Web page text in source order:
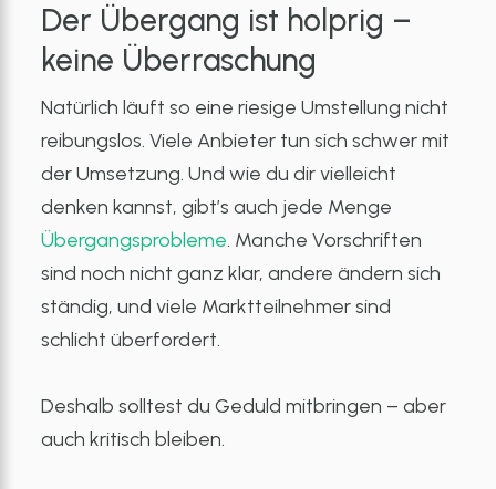
Der Übergang ist holprig –
keine Überraschung
Natürlich läuft so eine riesige Umstellung nicht
reibungslos. Viele Anbieter tun sich schwer mit
der Umsetzung. Und wie du dir vielleicht
denken kannst, gibt’s auch jede Menge
Übergangsprobleme. Manche Vorschriften
sind noch nicht ganz klar, andere ändern sich
ständig, und viele Marktteilnehmer sind
schlicht überfordert.
Deshalb solltest du Geduld mitbringen – aber
auch kritisch bleiben.